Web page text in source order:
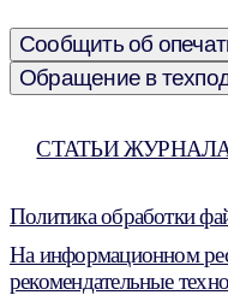
Сообщить об
Обращение в
СТАТЬИ
Политика обработки
На информационном
рекомендательные